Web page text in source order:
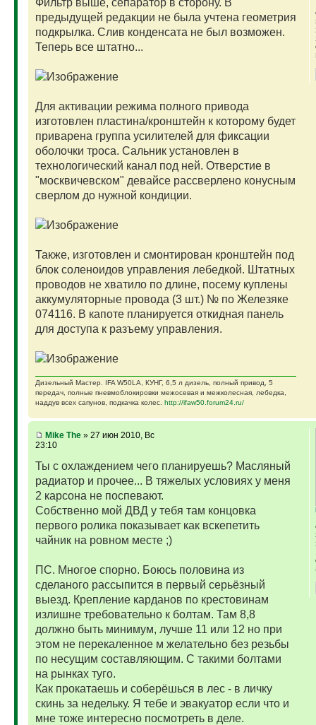
Фильтр выше, сепаратор в сторону. В
предыдущей редакции не была учтена геометрия
подкрылка. Слив конденсата не был возможен.
Теперь все штатно...
Для активации режима полного привода
изготовлен пластина/кронштейн к которому будет
приварена группа усилителей для фиксации
оболочки троса. Сальник установлен в
технологический канал под ней. Отверстие в
"москвичевском" девайсе рассверлено конусным
сверлом до нужной кондиции.
Также, изготовлен и смонтирован кронштейн под
блок соленоидов управления лебедкой. Штатных
проводов не хватило по длине, посему куплены
аккумуляторные провода (3 шт.) № по Железяке
074116. В капоте планируется откидная панель
для доступа к разъему управления.
Дизельный Мастер. IFA W50LA, КУНГ, 6,5 л дизель, полный привод, 5
передач, полные пневмоблокировки межосевая и межколесная, лебедка,
наддув всех сапунов, подкачка колес. http://ifaw50.forum24.ru/
Mike The» 27 июн 2010, Вс
23:10
Ты с охлаждением чего планируешь? Масляный
радиатор и прочее... В тяжелых условиях у меня
2 карсона не поспевают.
Собственно мой ДВД у тебя там концовка
первого ролика показывает как вскепетить
чайник на ровном месте ;)
ПС. Многое спорно. Боюсь половина из
сделаного рассыпится в первый серьёзный
выезд. Крепление карданов по крестовинам
излишне требовательно к болтам. Там 8,8
должно быть минимум, лучше 11 или 12 но при
этом не перекаленное м желательно без резьбы
по несущим составляющим. С такими болтами
на рынках туго.
Как прокатаешь и соберёшься в лес - в личку
скинь за недельку. Я тебе и эвакуатор если что и
мне тоже интересно посмотреть в деле.